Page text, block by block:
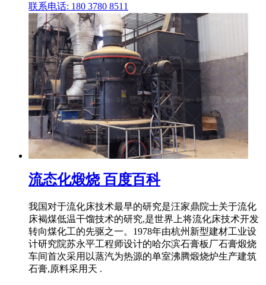
联系电话: 180 3780 8511
流态化煅烧 百度百科
我国对于流化床技术最早的研究是汪家鼎院士关于流化
床褐煤低温干馏技术的研究,是世界上将流化床技术开发
转向煤化工的先驱之一。1978年由杭州新型建材工业设
计研究院苏永平工程师设计的哈尔滨石膏板厂石膏煅烧
车间首次采用以蒸汽为热源的单室沸腾煅烧炉生产建筑
石膏,原料采用天 .